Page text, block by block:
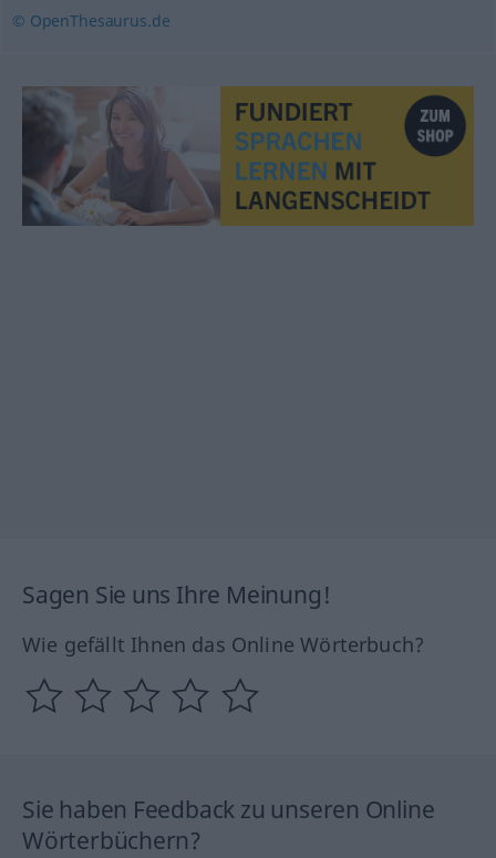
© OpenThesaurus.de
Sagen Sie uns Ihre Meinung!
Wie gefällt Ihnen das Online Wörterbuch?
Sie haben Feedback zu unseren Online
Wörterbüchern?